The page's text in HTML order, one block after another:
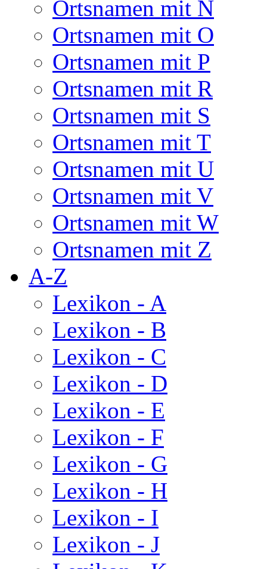
Ortsnamen mit N
Ortsnamen mit O
Ortsnamen mit P
Ortsnamen mit R
Ortsnamen mit S
Ortsnamen mit T
Ortsnamen mit U
Ortsnamen mit V
Ortsnamen mit W
Ortsnamen mit Z
A-Z
Lexikon - A
Lexikon - B
Lexikon - C
Lexikon - D
Lexikon - E
Lexikon - F
Lexikon - G
Lexikon - H
Lexikon - I
Lexikon - J